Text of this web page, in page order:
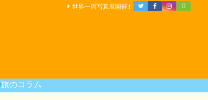
旅のコラム
世界一周写真展開催!!